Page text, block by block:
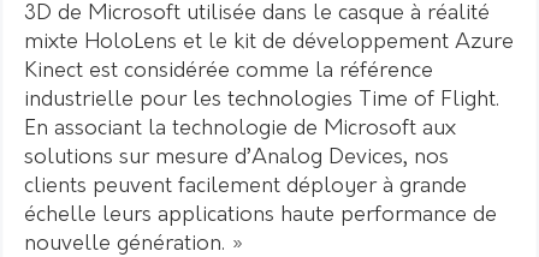
3D de Microsoft utilisée dans le casque à réalité
mixte HoloLens et le kit de développement Azure
Kinect est considérée comme la référence
industrielle pour les technologies Time of Flight.
En associant la technologie de Microsoft aux
solutions sur mesure d’Analog Devices, nos
clients peuvent facilement déployer à grande
échelle leurs applications haute performance de
nouvelle génération. »